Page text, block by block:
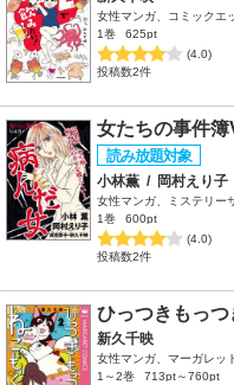
女性マンガ、コミックエ
1巻
625pt
(4.0)
投稿数2件
女たちの事件
小林薫 / 岡村えり子
女性マンガ、ミステリー
1巻
600pt
(4.0)
投稿数2件
ひっつきもっ
新久千映
女性マンガ、マーガレッ
1～2巻
713pt～760pt